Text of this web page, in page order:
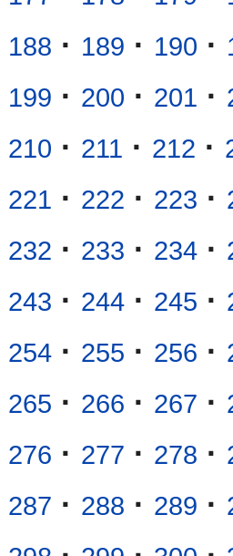
188 · 189 · 190 ·
199 · 200 · 201 ·
210 · 211 · 212 ·
221 · 222 · 223 ·
232 · 233 · 234 ·
243 · 244 · 245 ·
254 · 255 · 256 ·
265 · 266 · 267 ·
276 · 277 · 278 ·
287 · 288 · 289 ·